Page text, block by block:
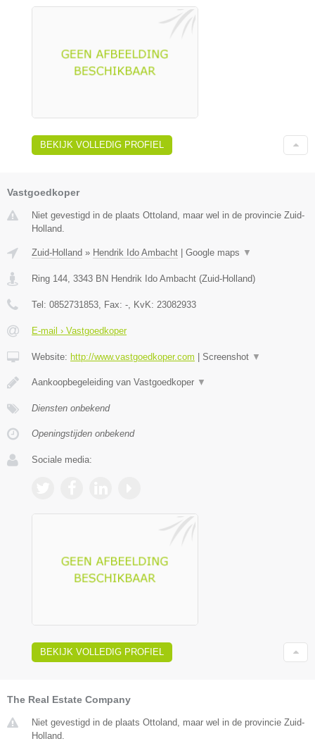
BEKIJK VOLLEDIG PROFIEL
Vastgoedkoper
Niet gevestigd in de plaats Ottoland, maar wel in de provincie Zuid-
Holland.
Zuid-Holland » Hendrik Ido Ambacht Google maps ▼
Ring 144 3343 BN Hendrik Ido Ambacht (Zuid-Holland)
Tel: 0852731853 , Fax: - , KvK: 23082933
E-mail › Vastgoedkoper
Website: http://www.vastgoedkoper.com Screenshot ▼
Aankoopbegeleiding van Vastgoedkoper ▼
Diensten onbekend
Openingstijden onbekend
Sociale media:
BEKIJK VOLLEDIG PROFIEL
The Real Estate Company
Niet gevestigd in de plaats Ottoland, maar wel in de provincie Zuid-
Holland.